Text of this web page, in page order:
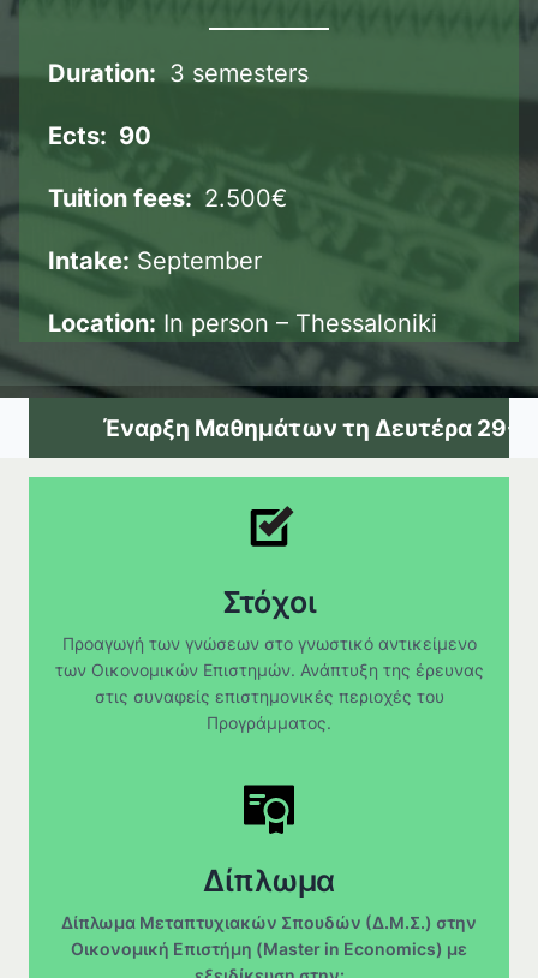
Duration: 3 semesters
Ects: 90
Tuition fees: 2.500€
Intake: September
Location: In person – Thessaloniki
Έναρξη Μαθημάτων τη Δευτέρα 29-09-
Στόχοι
Προαγωγή των γνώσεων στο γνωστικό αντικείμενο
των Οικονομικών Επιστημών. Ανάπτυξη της έρευνας
στις συναφείς επιστημονικές περιοχές του
Προγράμματος.
Δίπλωμα
Δίπλωμα Μεταπτυχιακών Σπουδών (Δ.Μ.Σ.) στην
Οικονομική Επιστήμη (Master in Economics) με